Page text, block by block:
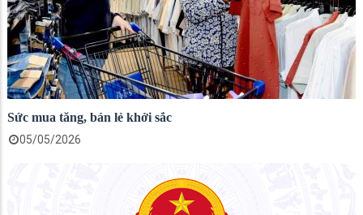
Sức mua tăng, bán lẻ khởi sắc
05/05/2026